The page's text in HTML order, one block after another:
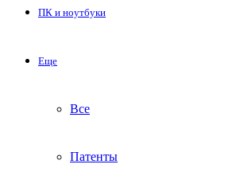
ПК и ноутбуки
Еще
Все
Патенты